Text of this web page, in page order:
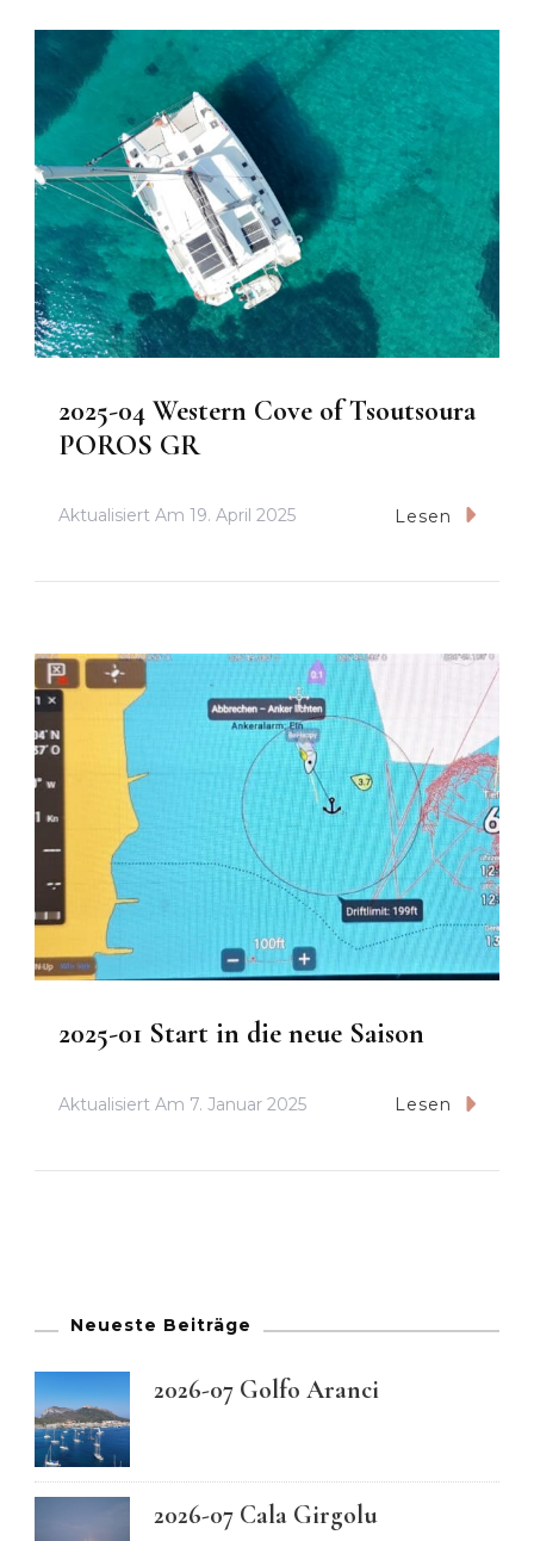
2025-04 Western Cove of Tsoutsoura
POROS GR
Aktualisiert Am 19. April 2025 Lesen
2025-01 Start in die neue Saison
Aktualisiert Am 7. Januar 2025 Lesen
Neueste Beiträge
2026-07 Golfo Aranci
2026-07 Cala Girgolu